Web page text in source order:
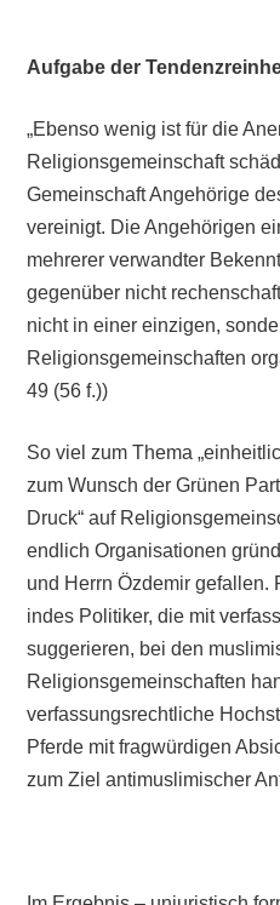
Aufgabe der
„Ebenso wenig ist für die
Religionsgemeinschaft
Gemeinschaft Angehörige
vereinigt. Die Angehörigen
mehrerer verwandter
gegenüber nicht
nicht in einer einzigen,
Religionsgemeinschaften
49 (56 f.))
So viel zum Thema
zum Wunsch der Grünen
Druck“ auf
endlich Organisationen
und Herrn Özdemir gefallen.
indes Politiker, die mit
suggerieren, bei den
Religionsgemeinschaften
verfassungsrechtliche
Pferde mit fragwürdigen
zum Ziel antimuslimischer